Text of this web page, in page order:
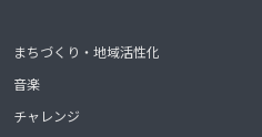
まちづくり・地域活性化
音楽
チャレンジ